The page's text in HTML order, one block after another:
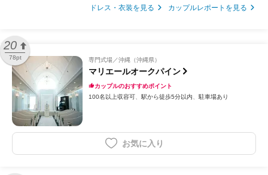
ドレス・衣装を見る カップルレポートを見る
20
78pt 専門式場 沖縄（沖縄県）
マリエールオークパイン
カップルのおすすめポイント
100名以上収容可
駅から徒歩5分以内 駐車場あり
お気に入り